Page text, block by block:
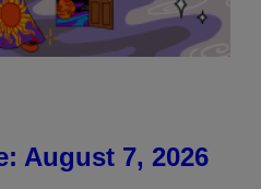
August 7, 2026